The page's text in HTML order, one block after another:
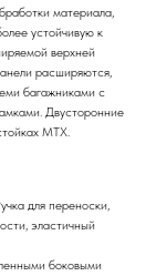
материала,
устойчивую к
верхней
расширяются,
багажниками с
Двусторонние
MTX.
для переноски,
эластичный
боковыми